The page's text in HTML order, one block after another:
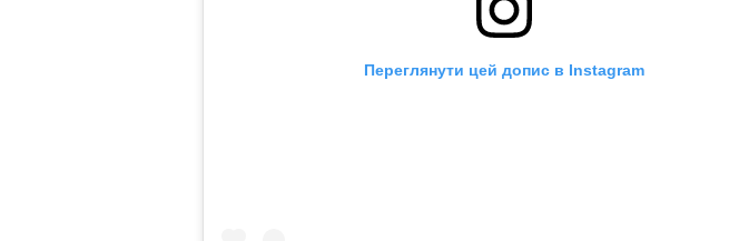
Переглянути цей допис в Instagram